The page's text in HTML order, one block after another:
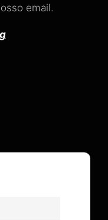
email.